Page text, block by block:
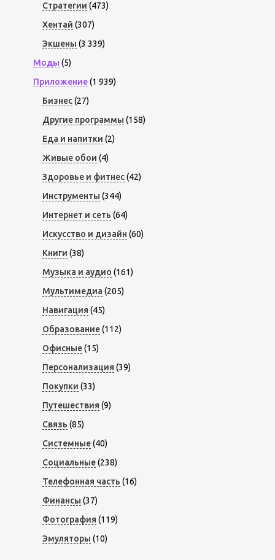
Стратегии (473)
Хентай (307)
Экшены (3 339)
Моды (5)
Приложение(1 939)
Бизнес(27)
Другие программы (158)
Еда и напитки (2)
Живые обои (4)
Здоровье и фитнес(42)
Инструменты (344)
Интернет и сеть (64)
Искусство и дизайн (60)
Книги (38)
Музыка и аудио (161)
Мультимедиа (205)
Навигация (45)
Образование(112)
Офисные(15)
Персонализация (39)
Покупки (33)
Путешествия (9)
Связь (85)
Системные(40)
Социальные(238)
Телефонная часть (16)
Финансы (37)
Фотография (119)
Эмуляторы (10)